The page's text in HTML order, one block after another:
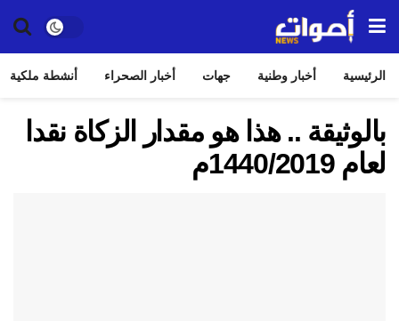
الرئيسية أخبار وطنية جهات أخبار الصحراء أنشطة ملكية
بالوثيقة .. هذا هو مقدار الزكاة نقدا
لعام 1440/2019م